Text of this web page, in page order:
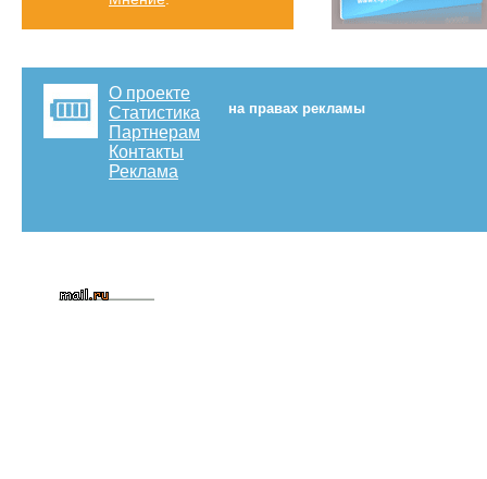
О проекте
Статистика
Партнерам
Контакты
Реклама
на правах рекламы